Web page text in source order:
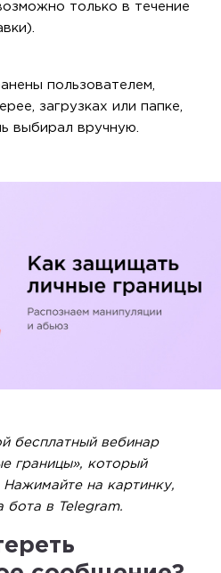
только в течение
пользователем,
загрузках или папке,
выбирал вручную.
бесплатный вебинар
границы», который
Нажимайте на картинку,
бота в Telegram.